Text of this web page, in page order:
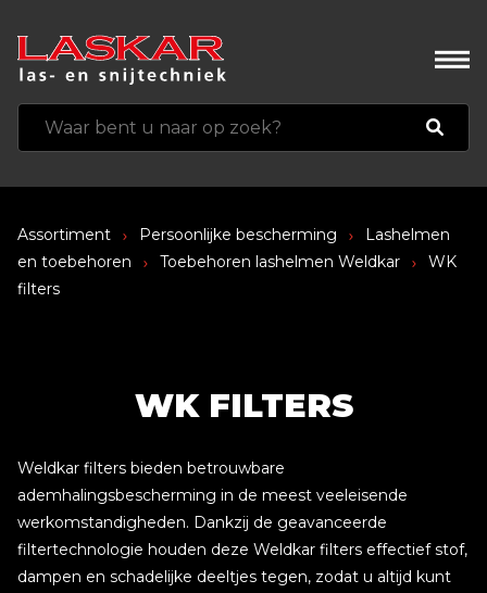
Assortiment Persoonlijke bescherming
Lashelmen
en toebehoren
Toebehoren lashelmen Weldkar
WK
filters
WK FILTERS
Weldkar filters bieden betrouwbare
ademhalingsbescherming in de meest veeleisende
werkomstandigheden. Dankzij de geavanceerde
filtertechnologie houden deze Weldkar filters effectief stof,
dampen en schadelijke deeltjes tegen, zodat u altijd kunt